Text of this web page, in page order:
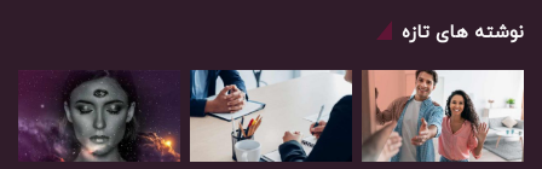
نوشته های تازه